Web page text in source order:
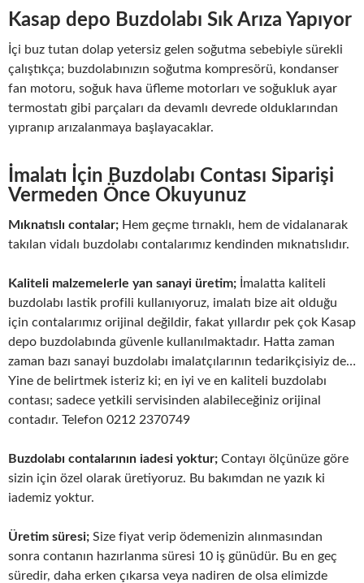
Kasap depo Buzdolabı Sık Arıza Yapıyor
İçi buz tutan dolap yetersiz gelen soğutma sebebiyle sürekli
çalıştıkça; buzdolabınızın soğutma kompresörü, kondanser
fan motoru, soğuk hava üfleme motorları ve soğukluk ayar
termostatı gibi parçaları da devamlı devrede olduklarından
yıpranıp arızalanmaya başlayacaklar.
İmalatı İçin Buzdolabı Contası Siparişi
Vermeden Önce Okuyunuz
Mıknatıslı contalar; Hem geçme tırnaklı, hem de vidalanarak
takılan vidalı buzdolabı contalarımız kendinden mıknatıslıdır.
Kaliteli malzemelerle yan sanayi üretim; İmalatta kaliteli
buzdolabı lastik profili kullanıyoruz, imalatı bize ait olduğu
için contalarımız orijinal değildir, fakat yıllardır pek çok Kasap
depo buzdolabında güvenle kullanılmaktadır. Hatta zaman
zaman bazı sanayi buzdolabı imalatçılarının tedarikçisiyiz de…
Yine de belirtmek isteriz ki; en iyi ve en kaliteli buzdolabı
contası; sadece yetkili servisinden alabileceğiniz orijinal
contadır. Telefon 0212 2370749
Buzdolabı contalarının iadesi yoktur; Contayı ölçünüze göre
sizin için özel olarak üretiyoruz. Bu bakımdan ne yazık ki
iademiz yoktur.
Üretim süresi; Size fiyat verip ödemenizin alınmasından
sonra contanın hazırlanma süresi 10 iş günüdür. Bu en geç
süredir, daha erken çıkarsa veya nadiren de olsa elimizde